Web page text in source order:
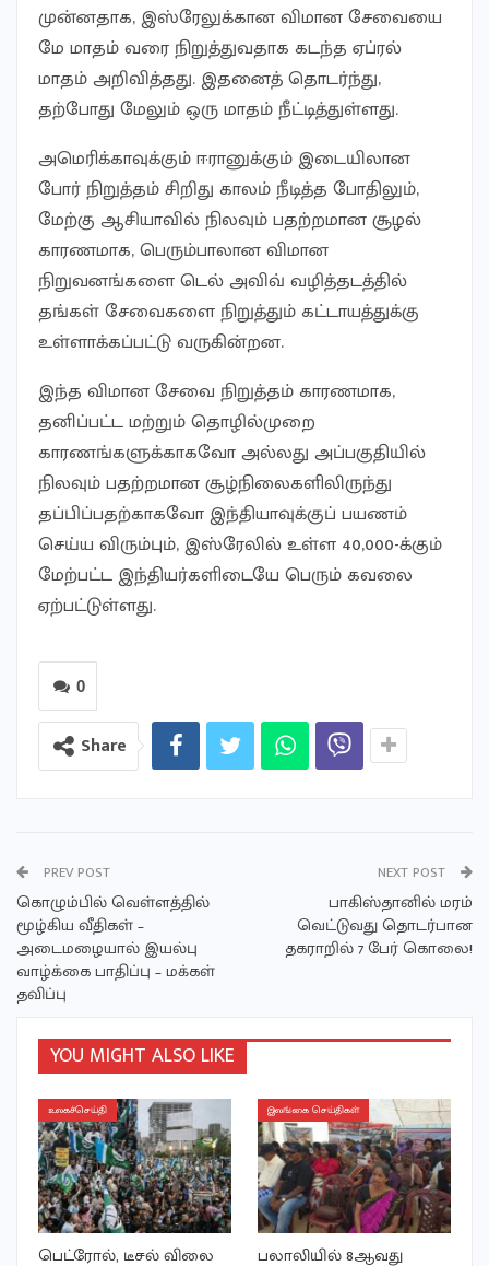
முன்னதாக, இஸ்ரேலுக்கான விமான சேவையை
மே மாதம் வரை நிறுத்துவதாக கடந்த ஏப்ரல்
மாதம் அறிவித்தது. இதனைத் தொடர்ந்து,
தற்போது மேலும் ஒரு மாதம் நீட்டித்துள்ளது.
அமெரிக்காவுக்கும் ஈரானுக்கும் இடையிலான
போர் நிறுத்தம் சிறிது காலம் நீடித்த போதிலும்,
மேற்கு ஆசியாவில் நிலவும் பதற்றமான சூழல்
காரணமாக, பெரும்பாலான விமான
நிறுவனங்களை டெல் அவிவ் வழித்தடத்தில்
தங்கள் சேவைகளை நிறுத்தும் கட்டாயத்துக்கு
உள்ளாக்கப்பட்டு வருகின்றன.
இந்த விமான சேவை நிறுத்தம் காரணமாக,
தனிப்பட்ட மற்றும் தொழில்முறை
காரணங்களுக்காகவோ அல்லது அப்பகுதியில்
நிலவும் பதற்றமான சூழ்நிலைகளிலிருந்து
தப்பிப்பதற்காகவோ இந்தியாவுக்குப் பயணம்
செய்ய விரும்பும், இஸ்ரேலில் உள்ள 40,000-க்கும்
மேற்பட்ட இந்தியர்களிடையே பெரும் கவலை
ஏற்பட்டுள்ளது.
0
Share
PREV POST
கொழும்பில் வெள்ளத்தில்
மூழ்கிய வீதிகள் –
அடைமழையால் இயல்பு
வாழ்க்கை பாதிப்பு – மக்கள்
தவிப்பு
NEXT POST
பாகிஸ்தானில் மரம்
வெட்டுவது தொடர்பான
தகராறில் 7 பேர் கொலை!
YOU MIGHT ALSO LIKE
உலகச்செய்தி
பெட்ரோல், டீசல் விலை
இலங்கை செய்திகள்
பலாலியில் 8ஆவது